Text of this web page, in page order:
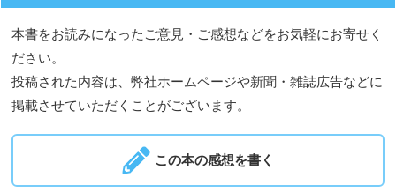
本書をお読みになったご意見・ご感想などをお気軽にお寄せく
ださい。
投稿された内容は、弊社ホームページや新聞・雑誌広告などに
掲載させていただくことがございます。
この本の感想を書く